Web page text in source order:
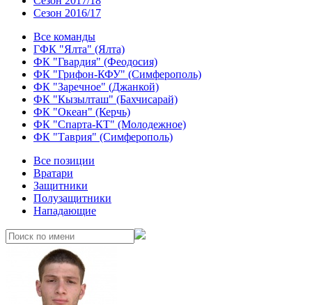
Сезон 2016/17
Все команды
ГФК "Ялта" (Ялта)
ФК "Гвардия" (Феодосия)
ФК "Грифон-КФУ" (Симферополь)
ФК "Заречное" (Джанкой)
ФК "Кызылташ" (Бахчисарай)
ФК "Океан" (Керчь)
ФК "Спарта-КТ" (Молодежное)
ФК "Таврия" (Симферополь)
Все позиции
Вратари
Защитники
Полузащитники
Нападающие